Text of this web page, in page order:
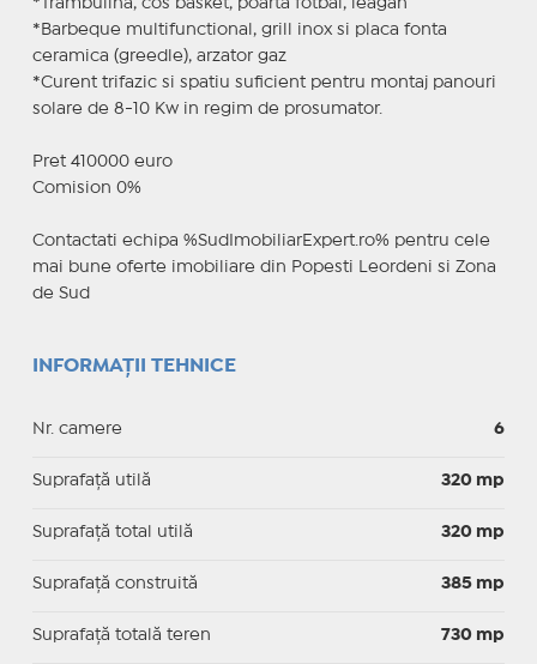
*Trambulina, cos basket, poarta fotbal, leagan
*Barbeque multifunctional, grill inox si placa fonta
ceramica (greedle), arzator gaz
*Curent trifazic si spatiu suficient pentru montaj panouri
solare de 8-10 Kw in regim de prosumator.
Pret 410000 euro
Comision 0%
Contactati echipa %SudImobiliarExpert.ro% pentru cele
mai bune oferte imobiliare din Popesti Leordeni si Zona
de Sud
INFORMAȚII TEHNICE
Nr. camere 6
Suprafaţă utilă 320 mp
Suprafaţă total utilă 320 mp
Suprafaţă construită 385 mp
Suprafață totală teren 730 mp